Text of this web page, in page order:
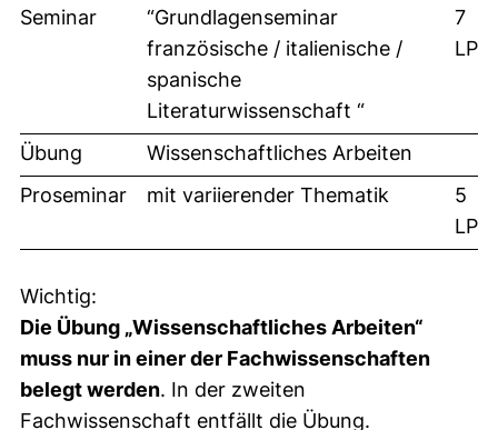
Seminar
“Grundlagenseminar
französische / italienische /
spanische
Literaturwissenschaft “
7
LP
Übung
Wissenschaftliches Arbeiten
Proseminar
mit variierender Thematik
5
LP
Wichtig:
Die Übung „Wissenschaftliches Arbeiten“
muss nur in einer der Fachwissenschaften
belegt werden. In der zweiten
Fachwissenschaft entfällt die Übung.